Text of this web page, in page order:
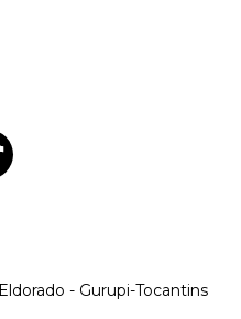
- Gurupi-Tocantins